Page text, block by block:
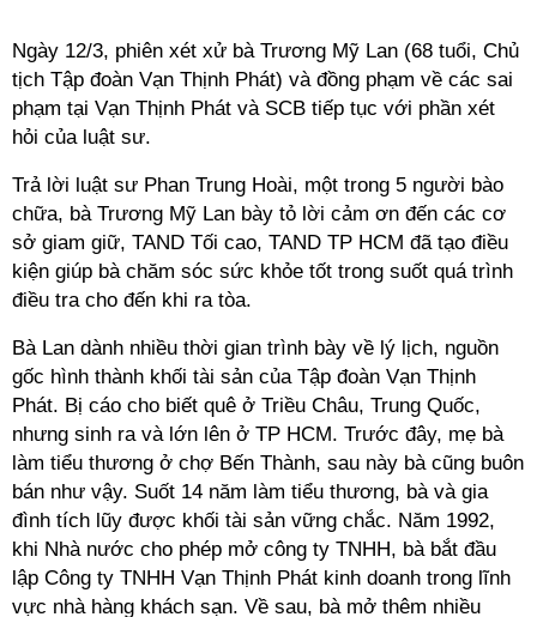
Ngày 12/3, phiên xét xử bà Trương Mỹ Lan (68 tuổi, Chủ
tịch Tập đoàn Vạn Thịnh Phát) và đồng phạm về các sai
phạm tại Vạn Thịnh Phát và SCB tiếp tục với phần xét
hỏi của luật sư.
Trả lời luật sư Phan Trung Hoài, một trong 5 người bào
chữa, bà Trương Mỹ Lan bày tỏ lời cảm ơn đến các cơ
sở giam giữ, TAND Tối cao, TAND TP HCM đã tạo điều
kiện giúp bà chăm sóc sức khỏe tốt trong suốt quá trình
điều tra cho đến khi ra tòa.
Bà Lan dành nhiều thời gian trình bày về lý lịch, nguồn
gốc hình thành khối tài sản của Tập đoàn Vạn Thịnh
Phát. Bị cáo cho biết quê ở Triều Châu, Trung Quốc,
nhưng sinh ra và lớn lên ở TP HCM. Trước đây, mẹ bà
làm tiểu thương ở chợ Bến Thành, sau này bà cũng buôn
bán như vậy. Suốt 14 năm làm tiểu thương, bà và gia
đình tích lũy được khối tài sản vững chắc. Năm 1992,
khi Nhà nước cho phép mở công ty TNHH, bà bắt đầu
lập Công ty TNHH Vạn Thịnh Phát kinh doanh trong lĩnh
vực nhà hàng khách sạn. Về sau, bà mở thêm nhiều